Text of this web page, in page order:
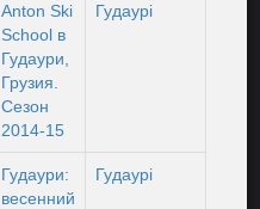
Anton Ski
School в
Гудаури,
Грузия.
Сезон
2014-15
Гудаурі
Гудаури:
весенний
Гудаурі